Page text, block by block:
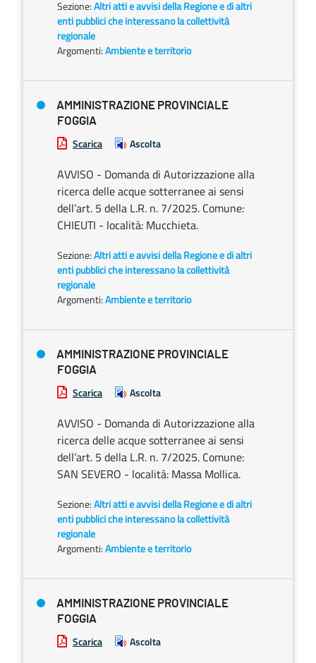
Sezione:Altri atti e avvisi della Regione e di altri
enti pubblici che interessano la collettività
regionale
Argomenti:Ambiente e territorio
AMMINISTRAZIONE PROVINCIALE
FOGGIA
Scarica Ascolta
AVVISO - Domanda di Autorizzazione alla
ricerca delle acque sotterranee ai sensi
dell’art. 5 della L.R. n. 7/2025. Comune:
CHIEUTI - località: Mucchieta.
Sezione:Altri atti e avvisi della Regione e di altri
enti pubblici che interessano la collettività
regionale
Argomenti:Ambiente e territorio
AMMINISTRAZIONE PROVINCIALE
FOGGIA
Scarica Ascolta
AVVISO - Domanda di Autorizzazione alla
ricerca delle acque sotterranee ai sensi
dell’art. 5 della L.R. n. 7/2025. Comune:
SAN SEVERO - località: Massa Mollica.
Sezione:Altri atti e avvisi della Regione e di altri
enti pubblici che interessano la collettività
regionale
Argomenti:Ambiente e territorio
AMMINISTRAZIONE PROVINCIALE
FOGGIA
Scarica Ascolta